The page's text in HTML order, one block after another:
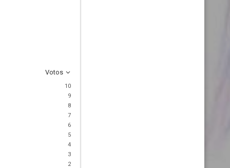
Votos
10
9
8
7
6
5
4
3
2